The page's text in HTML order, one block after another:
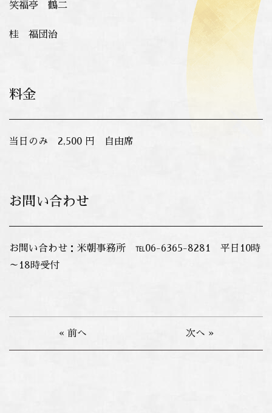
笑福亭 鶴二
桂 福団治
料金
当日のみ 2,500 円 自由席
お問い合わせ
お問い合わせ：米朝事務所 ℡06-6365-8281 平日10時
～18時受付
« 前へ 次へ »